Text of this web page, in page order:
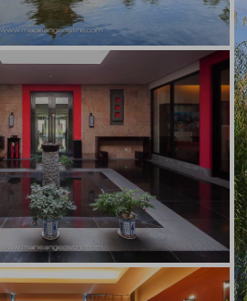
Lijiang, Chine
Lijiang, Chine © Marie-Ange